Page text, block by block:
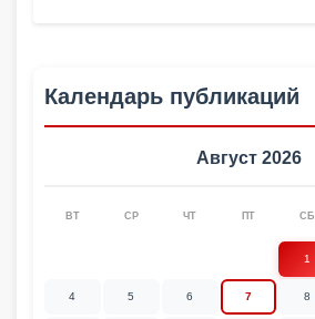
Календарь публикаций
Август 2026
ВТ СР ЧТ ПТ СБ
1
4 5 6 7 8